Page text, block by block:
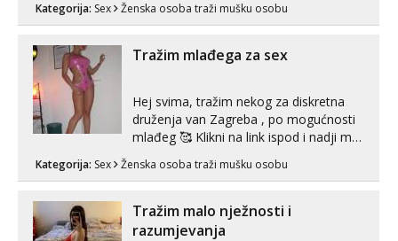
puta dnevno bilo kad i bilo gdje zato se
link ispod i nadji me tamo, cekam te!
Kategorija: Sex Ženska osoba traži mušku osobu
Tražim mlađega za sex
Hej svima, tražim nekog za diskretna
druženja van Zagreba , po mogućnosti
mlađeg 🥰 Klikni na link ispod i nadji me
Kategorija: Sex Ženska osoba traži mušku osobu
Tražim malo nježnosti i
razumjevanja